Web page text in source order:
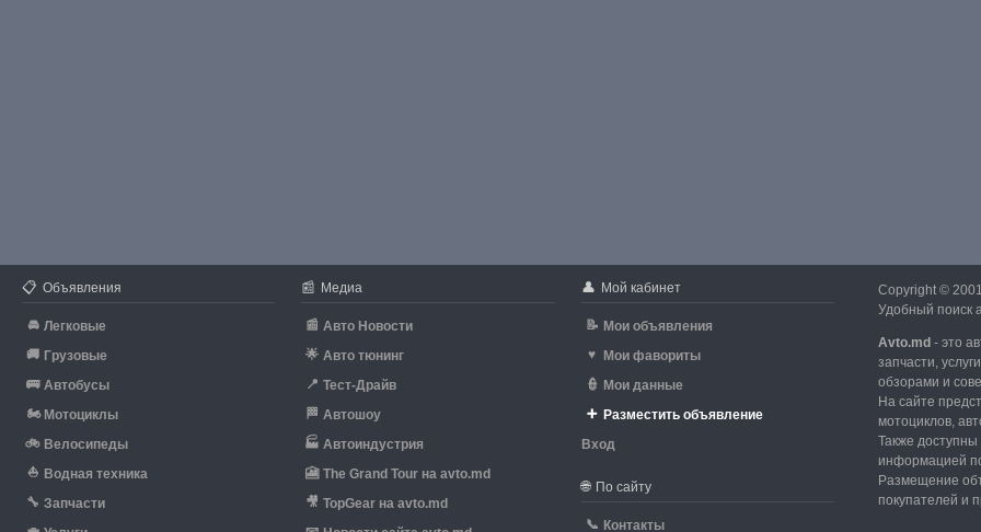
📋 Объявления
🚘 Легковые
🚚 Грузовые
🚌 Автобусы
🏍 Мотоциклы
🚲 Велосипеды
⛵ Водная техника
🔧 Запчасти
📰 Медиа
📰 Авто Новости
🌟 Авто тюнинг
📍 Тест-Драйв
🏁 Автошоу
🏭 Автоиндустрия
🎦 The Grand Tour на avto.md
🎥 TopGear на avto.md
👤 Мой кабинет
📝 Мои объявления
♥
Мои фавориты
👮 Мои данные
➕ Разместить объявление
Вход
🌐 По сайту
📞 Контакты
Copyright ©
Удобный поиск
Avto.md - это
запчасти,
обзорами и
На сайте
мотоциклов,
Также
информацией
Размещение
покупателей и